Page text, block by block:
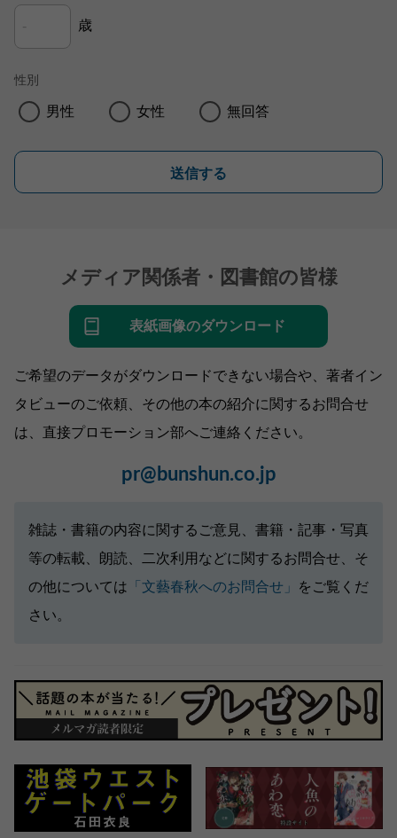
歳
性別
男性 女性 無回答
送信する
メディア関係者・図書館の皆様
表紙画像のダウンロード
ご希望のデータがダウンロードできない場合や、著者イン
タビューのご依頼、その他の本の紹介に関するお問合せ
は、直接プロモーション部へご連絡ください。
pr@bunshun.co.jp
雑誌・書籍の内容に関するご意見、書籍・記事・写真
等の転載、朗読、二次利用などに関するお問合せ、そ
の他については 「文藝春秋へのお問合せ」
をご覧くだ
さい。